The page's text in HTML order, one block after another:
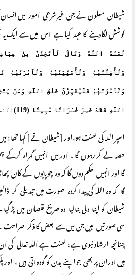
شیطان معلون نے جن غیر شرعی امور میں انسان
کوشش لگادینے کا عہد کیا ہے اس میں سے ایک
وَلَأُضِلَّنَّهُمْ وَلَأُمَنِّيَنَّهُمْ وَلَآمُرَنَّهُمْ
وَلَآمُرَنَّهُمْ فَلَيُغَيِّرُنَّ خَلْقَ اللَّهِ وَمَنْ
اللَّهِ فَقَدْ خَسِرَ خُسْرَانًا مُبِينًا (119)
اسپر اللہ کی لعنت ہو،اور [شیطان نے ] کہا
حصہ لے کر رہوں گا ، اور میں انہیں گمراہ کرکے
گا اور انہیں حکم دوں گا کہ وہ چوپایوں کے کان
گا کہ وہ اللہ کی پیدا کردہ صورت میں تبدیلی
شیطان کو اپنا ولی بنالیا وہ صریح نقصان میں پڑ
سی صورتیں ہیں جن میں سے بعض کا ذکر
چنانچہ ارشاد نبوی ہے : لعنت ہے اللہ تعالی کی
ہیں اوران پر بھی جواپنے بدن کو گودواتی ہیں ،